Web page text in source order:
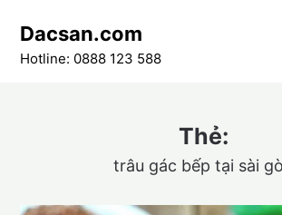
content
Dacsan.com
Hotline: 0888 123 588
Thẻ:
trâu gác bếp tại sài